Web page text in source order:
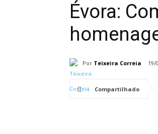
Évora:
Por Teixeira Correia 19/
Compartilhado